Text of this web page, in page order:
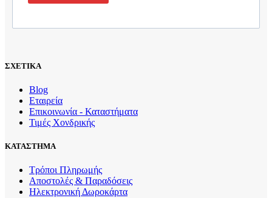
ΣΧΕΤΙΚΑ
Blog
Εταιρεία
Επικοινωνία - Καταστήματα
Τιμές Χονδρικής
ΚΑΤΑΣΤΗΜΑ
Τρόποι Πληρωμής
Αποστολές & Παραδόσεις
Ηλεκτρονική Δωροκάρτα